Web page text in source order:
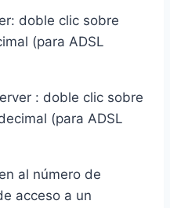
doble clic sobre
(para ADSL
: doble clic sobre
(para ADSL
al número de
acceso a un